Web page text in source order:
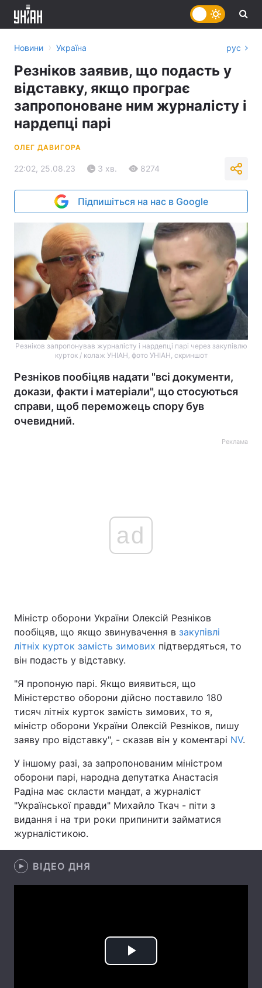
Економіка
Спорт Наука
Техно і зв'язок
Зброя Інциденти
Здоров'я Туризм
Екологія Регіони
Лонгріди
Відео з Youtube
Інтерв'ю
Новини › Україна рус
Резніков заявив, що подасть у
відставку, якщо програє
запропоноване ним журналісту і
нардепці парі
ОЛЕГ ДАВИГОРА
22:02, 25.08.23 3 хв. 8274
Підпишіться на нас в Google
Резніков запропонував журналісту і нардепці парі через закупівлю
курток / колаж УНІАН, фото УНІАН, скриншот
Резніков пообіцяв надати "всі документи,
докази, факти і матеріали", що стосуються
справи, щоб переможець спору був
очевидний.
Реклама
ad
Міністр оборони України Олексій Резніков
пообіцяв, що якщо звинувачення в закупівлі
літніх курток замість зимових підтвердяться, то
він подасть у відставку.
"Я пропоную парі. Якщо виявиться, що
Міністерство оборони дійсно поставило 180
тисяч літніх курток замість зимових, то я,
міністр оборони України Олексій Резніков, пишу
заяву про відставку", - сказав він у коментарі NV.
У іншому разі, за запропонованим міністром
оборони парі, народна депутатка Анастасія
Радіна має скласти мандат, а журналіст
"Української правди" Михайло Ткач - піти з
видання і на три роки припинити займатися
журналістикою.
ВІДЕО ДНЯ
Play